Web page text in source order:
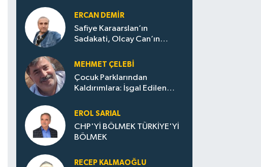
ERCAN DEMIR
Safiye Karaarslan’ın
Sadakati, Olcay Can’ın
Zonguldak’ta Yeni Dönemi..
MEHMET ÇELEBI
Çocuk Parklarından
Kaldırımlara: İşgal Edilen
Evler Çöp Dolu
EROL SARIAL
CHP'Yİ BÖLMEK TÜRKİYE'Yİ
BÖLMEK
RECEP KALMAOĞLU